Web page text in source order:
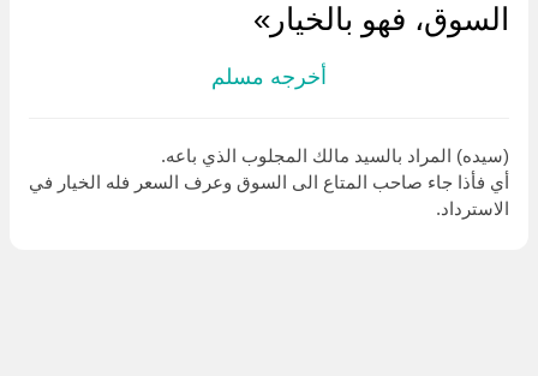
السوق، فهو بالخيار»
أخرجه مسلم
(سيده) المراد بالسيد مالك المجلوب الذي باعه.
أي فأذا جاء صاحب المتاع الى السوق وعرف السعر فله الخيار في
الاسترداد.